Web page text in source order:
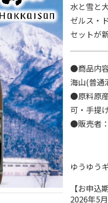
水と雪と
ゼルス・
セットが
●商品内
海山(普
●原料原
可・手提
●販売者
ゆうゆう
【お申込
2026年5